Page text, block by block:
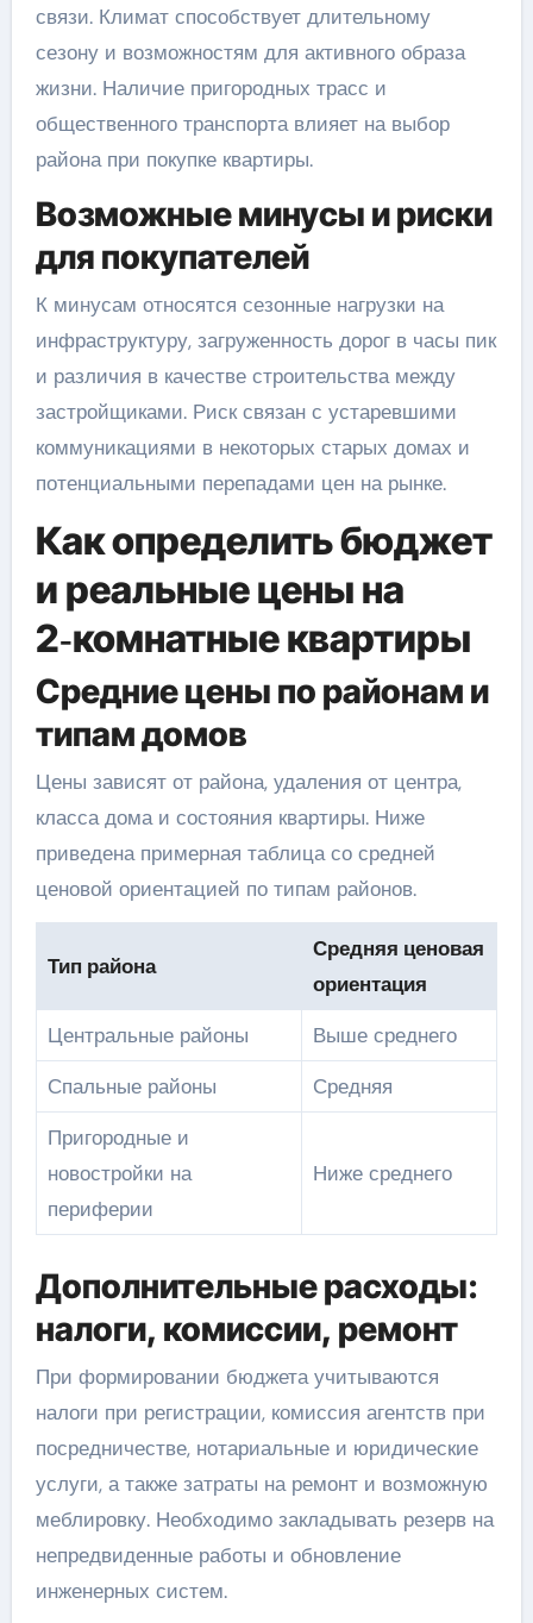
связи. Климат способствует длительному
сезону и возможностям для активного образа
жизни. Наличие пригородных трасс и
общественного транспорта влияет на выбор
района при покупке квартиры.
Возможные минусы и риски
для покупателей
К минусам относятся сезонные нагрузки на
инфраструктуру, загруженность дорог в часы пик
и различия в качестве строительства между
застройщиками. Риск связан с устаревшими
коммуникациями в некоторых старых домах и
потенциальными перепадами цен на рынке.
Как определить бюджет
и реальные цены на
2‑комнатные квартиры
Средние цены по районам и
типам домов
Цены зависят от района, удаления от центра,
класса дома и состояния квартиры. Ниже
приведена примерная таблица со средней
ценовой ориентацией по типам районов.
Тип района
Средняя ценовая
ориентация
Центральные районы
Выше среднего
Спальные районы
Средняя
Пригородные и
новостройки на
периферии
Ниже среднего
Дополнительные расходы:
налоги, комиссии, ремонт
При формировании бюджета учитываются
налоги при регистрации, комиссия агентств при
посредничестве, нотариальные и юридические
услуги, а также затраты на ремонт и возможную
меблировку. Необходимо закладывать резерв на
непредвиденные работы и обновление
инженерных систем.